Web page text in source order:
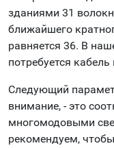
зданиями 31
ближайшего
равняется 36. В
потребуется
Следующий
внимание, - это
многомодовыми
рекомендуем,